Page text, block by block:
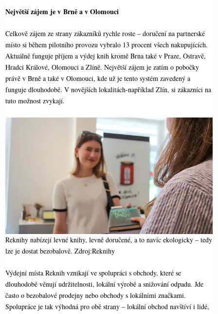
Největší zájem je v Brně a v Olomouci
Celkově zájem ze strany zákazníků rychle roste – doručení na partnerské
místo si během pilotního provozu vybralo 13 procent všech nakupujících.
Aktuálně funguje příjem a výdej knih kromě Brna také v Praze, Ostravě,
Hradci Králové, Olomouci a Zlíně. Největší zájem je zatím o pobočky
právě v Brně a také v Olomouci, kde už je tento systém zavedený a
funguje dlouhodobě. V novějších lokalitách-například Zlín, si zákazníci na
tuto možnost zvykají.
Reknihy nabízejí levné knihy, levně doručené, a to navíc ekologicky – tedy
lze je dostat bezobalově. Zdroj:Reknihy
Výdejní místa Reknih vznikají ve spolupráci s obchody, které se
dlouhodobě věnují udržitelnosti, lokální výrobě a snižování odpadu. Jde
často o bezobalové prodejny nebo obchody s lokálními značkami.
Spolupráce je tak výhodná pro obě strany – lokální obchod navštíví i lidé,